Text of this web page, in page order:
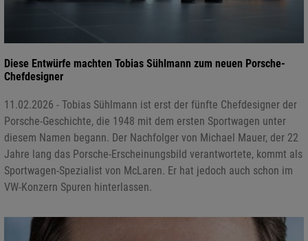
Diese Entwürfe machten Tobias Sühlmann zum neuen Porsche-
Chefdesigner
11.02.2026 - Tobias Sühlmann ist erst der fünfte Chefdesigner der
Porsche-Geschichte, die 1948 mit dem ersten Sportwagen unter
diesem Namen begann. Der Nachfolger von Michael Mauer, der 22
Jahre lang das Porsche-Erscheinungsbild verantwortete, kommt als
Sportwagen-Spezialist von McLaren. Er hat jedoch auch schon im
VW-Konzern Spuren hinterlassen.